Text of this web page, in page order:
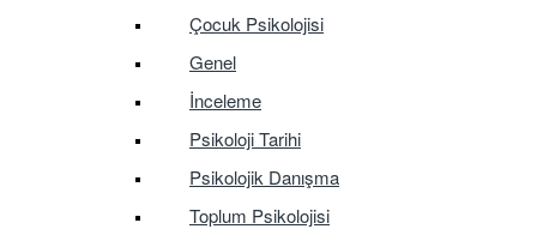
Çocuk Psikolojisi
Genel
İnceleme
Psikoloji Tarihi
Psikolojik Danışma
Toplum Psikolojisi